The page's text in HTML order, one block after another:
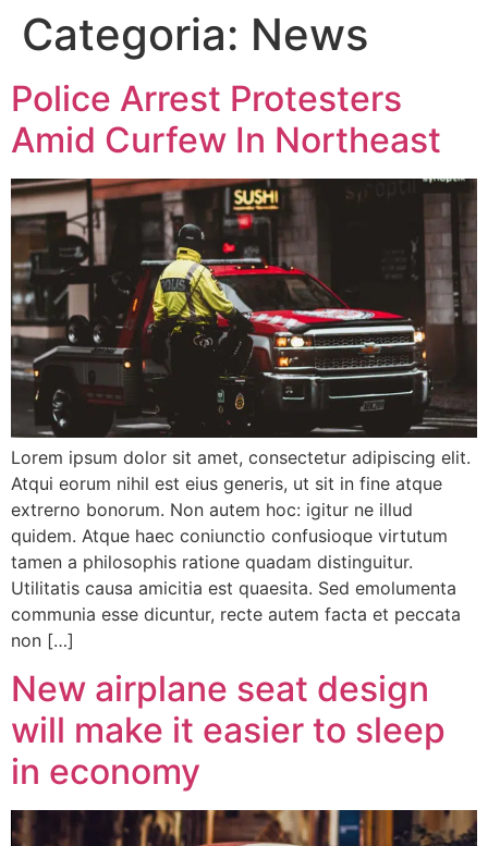
Categoria: News
Police Arrest Protesters
Amid Curfew In Northeast
Lorem ipsum dolor sit amet, consectetur adipiscing elit.
Atqui eorum nihil est eius generis, ut sit in fine atque
extrerno bonorum. Non autem hoc: igitur ne illud
quidem. Atque haec coniunctio confusioque virtutum
tamen a philosophis ratione quadam distinguitur.
Utilitatis causa amicitia est quaesita. Sed emolumenta
communia esse dicuntur, recte autem facta et peccata
non […]
New airplane seat design
will make it easier to sleep
in economy